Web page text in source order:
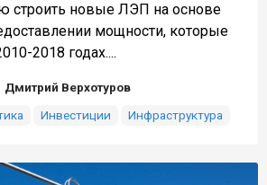
строить новые ЛЭП на основе
мощности, которые
2018 годах....
Дмитрий Верхотуров
Инвестиции Инфраструктура